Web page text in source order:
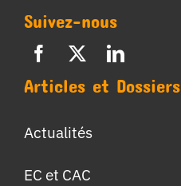
Suivez-nous
Articles et Dossiers
Actualités
EC et CAC